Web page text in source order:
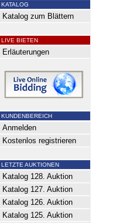
KATALOG
Katalog zum Blättern
LIVE BIETEN
Erläuterungen
KUNDENBEREICH
Anmelden
Kostenlos registrieren
LETZTE AUKTIONEN
Katalog 128. Auktion
Katalog 127. Auktion
Katalog 126. Auktion
Katalog 125. Auktion